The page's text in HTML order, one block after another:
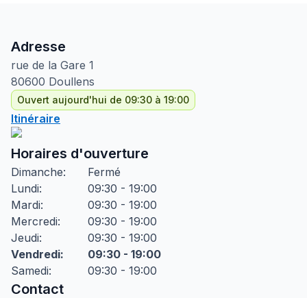
Adresse
rue de la Gare 1
80600 Doullens
Ouvert aujourd'hui de 09:30 à 19:00
Itinéraire
Horaires d'ouverture
Dimanche:
Fermé
Lundi:
09:30 - 19:00
Mardi:
09:30 - 19:00
Mercredi:
09:30 - 19:00
Jeudi:
09:30 - 19:00
Vendredi:
09:30 - 19:00
Samedi: 09:30 - 19:00
Contact